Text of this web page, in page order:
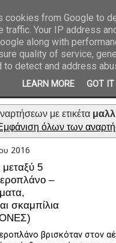
με ετικέτα
όλων των
2016
5
–
σκαμπίλια
βρισκόταν στον
cookies from Google to
traffic. Your IP address
along with
quality of service,
to detect and address
LEARN MORE GOT IT